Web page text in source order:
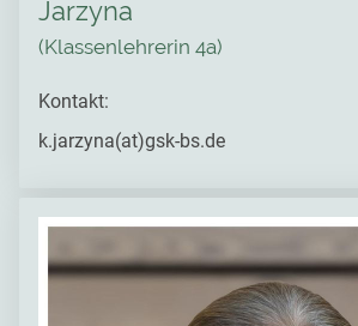
Jarzyna
(Klassenlehrerin 4a)
Kontakt:
k.jarzyna(at)gsk-bs.de